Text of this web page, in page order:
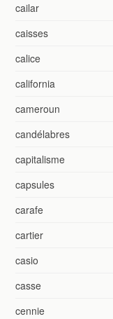
cailar
caisses
calice
california
cameroun
candélabres
capitalisme
capsules
carafe
cartier
casio
casse
cennie